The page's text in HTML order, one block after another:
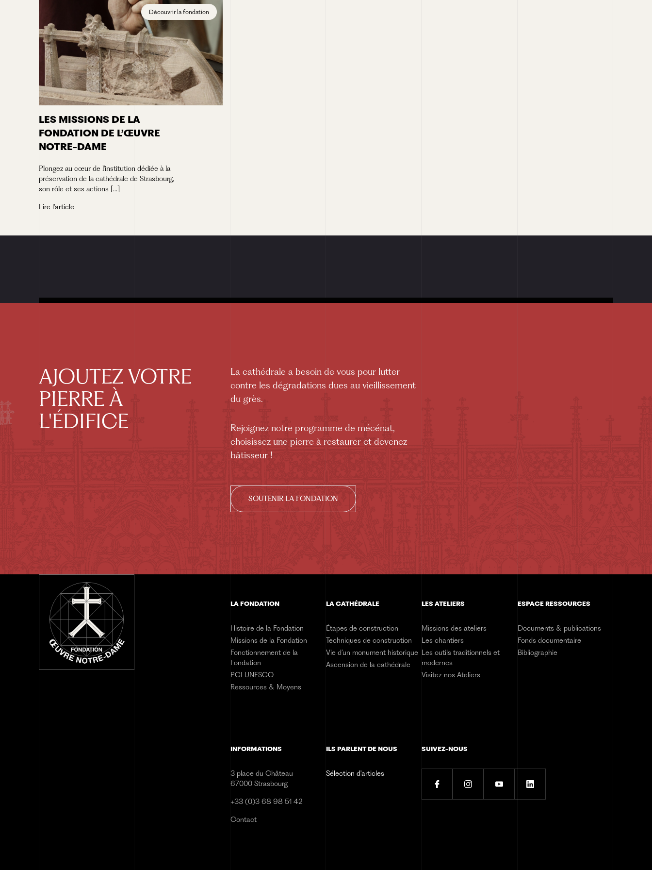
Découvrir la fondation
LES MISSIONS DE LA
FONDATION DE L’ŒUVRE
NOTRE-DAME
Plongez au cœur de l'institution dédiée à la
préservation de la cathédrale de Strasbourg,
son rôle et ses actions [...]
Lire l'article
AJOUTEZ VOTRE
PIERRE À
L'ÉDIFICE
La cathédrale a besoin de vous pour lutter
contre les dégradations dues au vieillissement
du grès.
Rejoignez notre programme de mécénat,
choisissez une pierre à restaurer et devenez
bâtisseur !
SOUTENIR LA FONDATION
LA FONDATION
Histoire de la Fondation
Missions de la Fondation
Fonctionnement de la
Fondation
PCI UNESCO
Ressources & Moyens
LA CATHÉDRALE
Étapes de construction
Techniques de construction
Vie d’un monument historique
Ascension de la cathédrale
LES ATELIERS
Missions des ateliers
Les chantiers
Les outils traditionnels et
modernes
Visitez nos Ateliers
ESPACE RESSOURCES
Documents & publications
Fonds documentaire
Bibliographie
INFORMATIONS
3 place du Château
67000 Strasbourg
+33 (0)3 68 98 51 42
Contact
ILS PARLENT DE NOUS
Sélection d'articles
SUIVEZ-NOUS